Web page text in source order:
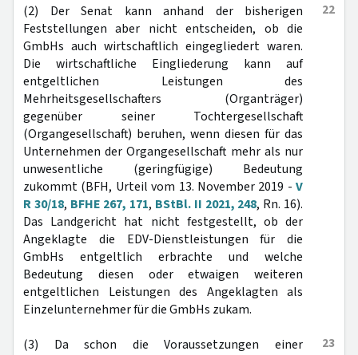
22
(2) Der Senat kann anhand der bisherigen
Feststellungen aber nicht entscheiden, ob die
GmbHs auch wirtschaftlich eingegliedert waren.
Die wirtschaftliche Eingliederung kann auf
entgeltlichen Leistungen des
Mehrheitsgesellschafters (Organträger)
gegenüber seiner Tochtergesellschaft
(Organgesellschaft) beruhen, wenn diesen für das
Unternehmen der Organgesellschaft mehr als nur
unwesentliche (geringfügige) Bedeutung
zukommt (BFH, Urteil vom 13. November 2019 - V
R 30/18, BFHE 267, 171, BStBl. II 2021, 248, Rn. 16).
Das Landgericht hat nicht festgestellt, ob der
Angeklagte die EDV-Dienstleistungen für die
GmbHs entgeltlich erbrachte und welche
Bedeutung diesen oder etwaigen weiteren
entgeltlichen Leistungen des Angeklagten als
Einzelunternehmer für die GmbHs zukam.
23
(3) Da schon die Voraussetzungen einer